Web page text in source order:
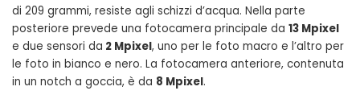
di 209 grammi, resiste agli schizzi d’acqua. Nella parte
posteriore prevede una fotocamera principale da 13 Mpixel
e due sensori da 2 Mpixel, uno per le foto macro e l’altro per
le foto in bianco e nero. La fotocamera anteriore, contenuta
in un notch a goccia, è da 8 Mpixel.